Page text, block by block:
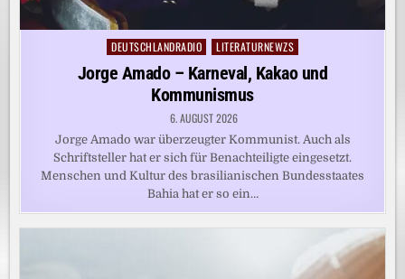
Posted
DEUTSCHLANDRADIO LITERATURNEWZS
Jorge Amado – Karneval, Kakao und
Kommunismus
6. AUGUST 2026
Jorge Amado war überzeugter Kommunist. Auch als
Schriftsteller hat er sich für Benachteiligte eingesetzt.
Menschen und Kultur des brasilianischen Bundesstaates
Bahia hat er so ein…